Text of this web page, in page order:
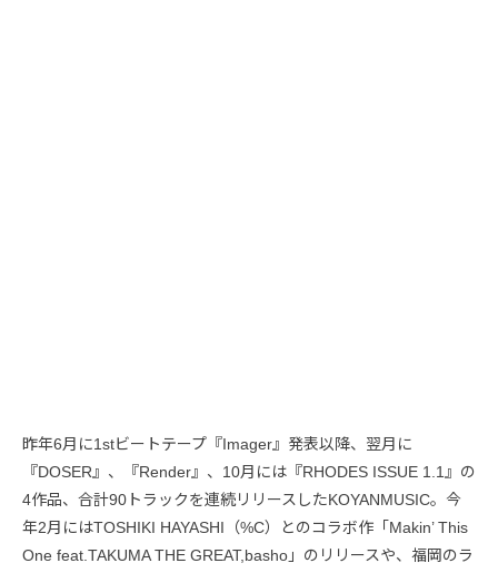
昨年6月に1stビートテープ『Imager』発表以降、翌月に
『DOSER』、『Render』、10月には『RHODES ISSUE 1.1』の
4作品、合計90トラックを連続リリースしたKOYANMUSIC。今
年2月にはTOSHIKI HAYASHI（%C）とのコラボ作「Makin’ This
One feat.TAKUMA THE GREAT,basho」のリリースや、福岡のラ